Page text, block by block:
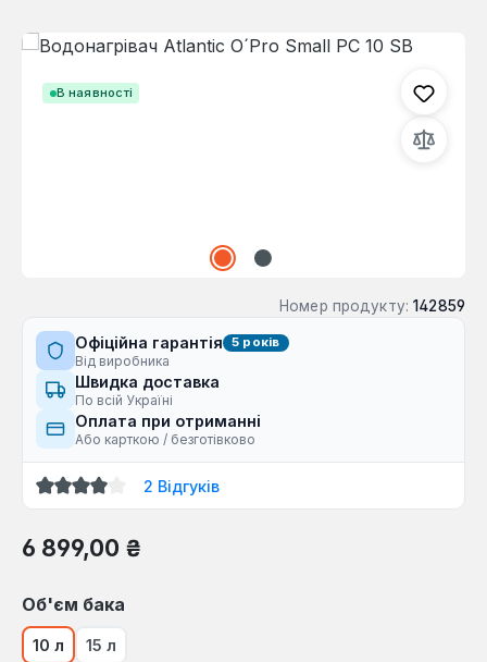
В наявності
Пропустити галерею зображень
Номер продукту: 142859
Офіційна гарантія 5 років
Від виробника
Швидка доставка
По всій Україні
Оплата при отриманні
Або карткою / безготівково
Середня оцінка 4 з 5 зірок
2 Відгуків
Звичайна ціна:
6 899,00 ₴
Виберіть
Об'єм бака
10 л 15 л